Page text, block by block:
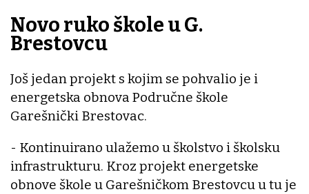
Novo ruko škole u G.
Brestovcu
Još jedan projekt s kojim se pohvalio je i
energetska obnova Područne škole
Garešnički Brestovac.
- Kontinuirano ulažemo u školstvo i školsku
infrastrukturu. Kroz projekt energetske
obnove škole u Garešničkom Brestovcu u tu je